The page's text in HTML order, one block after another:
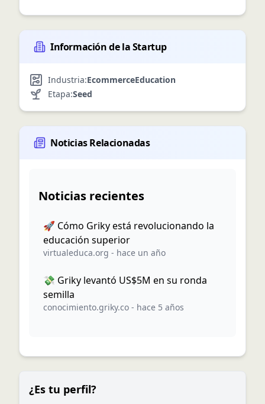
Información de la Startup
Industria:EcommerceEducation
Etapa:Seed
Noticias Relacionadas
Noticias recientes
🚀 Cómo Griky está revolucionando la
educación superior
virtualeduca.org - hace un año
💸 Griky levantó US$5M en su ronda
semilla
conocimiento.griky.co - hace 5 años
¿Es tu perfil?